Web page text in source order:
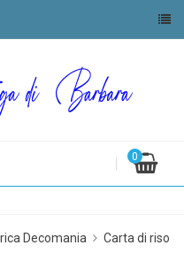
0
Decomania
Carta di riso